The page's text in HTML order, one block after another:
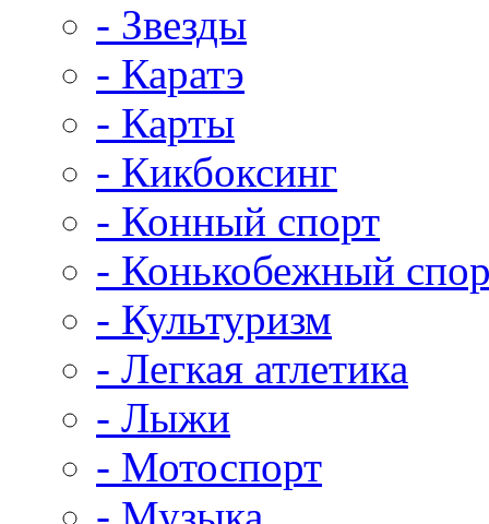
- Звезды
- Каратэ
- Карты
- Кикбоксинг
- Конный спорт
- Конькобежный
- Культуризм
- Легкая атлетика
- Лыжи
- Мотоспорт